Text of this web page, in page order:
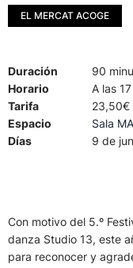
EL MERCAT ACOGE
Duración
90
Horario
A las
Tarifa
23,50€
Espacio
Sala
Días
9 de
Con motivo del 5.º
danza Studio 13, este
para reconocer y